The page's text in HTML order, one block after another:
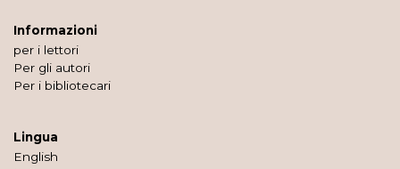
Informazioni
per i lettori
Per gli autori
Per i bibliotecari
Lingua
English